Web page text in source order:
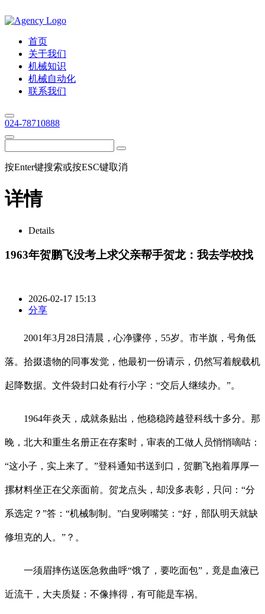
首页
关于我们
机械知识
机械自动化
联系我们
024-78710888
按Enter键搜索或按ESC键取消
详情
Details
1963年贺鹏飞没考上求父亲帮手贺龙：我去学校找
2026-02-17 15:13
分享
2001年3月28日清晨，心净骤停，55岁。市半旗，号角低
落。拾掇遗物的同事发觉，他最初一份请示，仍然写着舰载机
起降数据。文件袋封口处有行小字：“交后人继续办。”。
1964年炎天，成就条贴出，他稳稳跨越登科线十多分。那
晚，北大和重生名册正在存案时，审表的工做人员悄悄嘀咕：
“这小子，实上来了。”登科通知书送到口，贺鹏飞抱着厚厚一
摞材料坐正在父亲面前。贺龙点头，却没多表彰，只问：“分
系选定？”答：“机械制制。”白叟咧嘴笑：“好，部队明天就缺
修坦克的人。”？。
一须眉摔伤送医急救曲呼“饿了，要吃面包”，竟是血液已
近流干，大夫质疑：不像摔得，有可能是车祸。